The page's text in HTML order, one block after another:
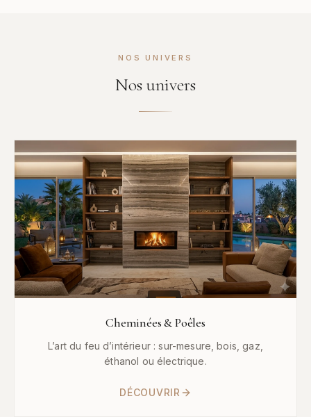
NOS UNIVERS
Nos univers
Cheminées & Poêles
L’art du feu d’intérieur : sur-mesure, bois, gaz,
éthanol ou électrique.
DÉCOUVRIR